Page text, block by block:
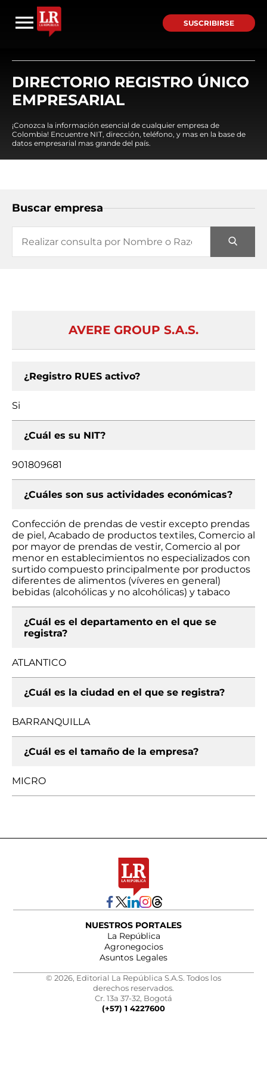
SUSCRIBIRSE
DIRECTORIO REGISTRO ÚNICO
EMPRESARIAL
¡Conozca la información esencial de cualquier empresa de
Colombia! Encuentre NIT, dirección, teléfono, y mas en la base de
datos empresarial mas grande del país.
Buscar empresa
AVERE GROUP S.A.S.
¿Registro RUES activo?
Si
¿Cuál es su NIT?
901809681
¿Cuáles son sus actividades económicas?
Confección de prendas de vestir excepto prendas
de piel, Acabado de productos textiles, Comercio al
por mayor de prendas de vestir, Comercio al por
menor en establecimientos no especializados con
surtido compuesto principalmente por productos
diferentes de alimentos (víveres en general)
bebidas (alcohólicas y no alcohólicas) y tabaco
¿Cuál es el departamento en el que se
registra?
ATLANTICO
¿Cuál es la ciudad en el que se registra?
BARRANQUILLA
¿Cuál es el tamaño de la empresa?
MICRO
NUESTROS PORTALES
La República
Agronegocios
Asuntos Legales
© 2026, Editorial La República S.A.S. Todos los
derechos reservados.
Cr. 13a 37-32, Bogotá
(+57) 1 4227600